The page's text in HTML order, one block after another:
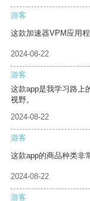
游客
这款加速器VPM应用
2024-08-22
游客
这款app是我学习路上
视野。
2024-08-22
游客
这款app的商品种类非
2024-08-22
游客